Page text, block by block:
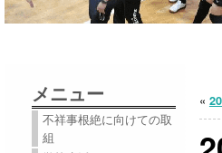
メニュー
不祥事根絶に向けての取
組
«